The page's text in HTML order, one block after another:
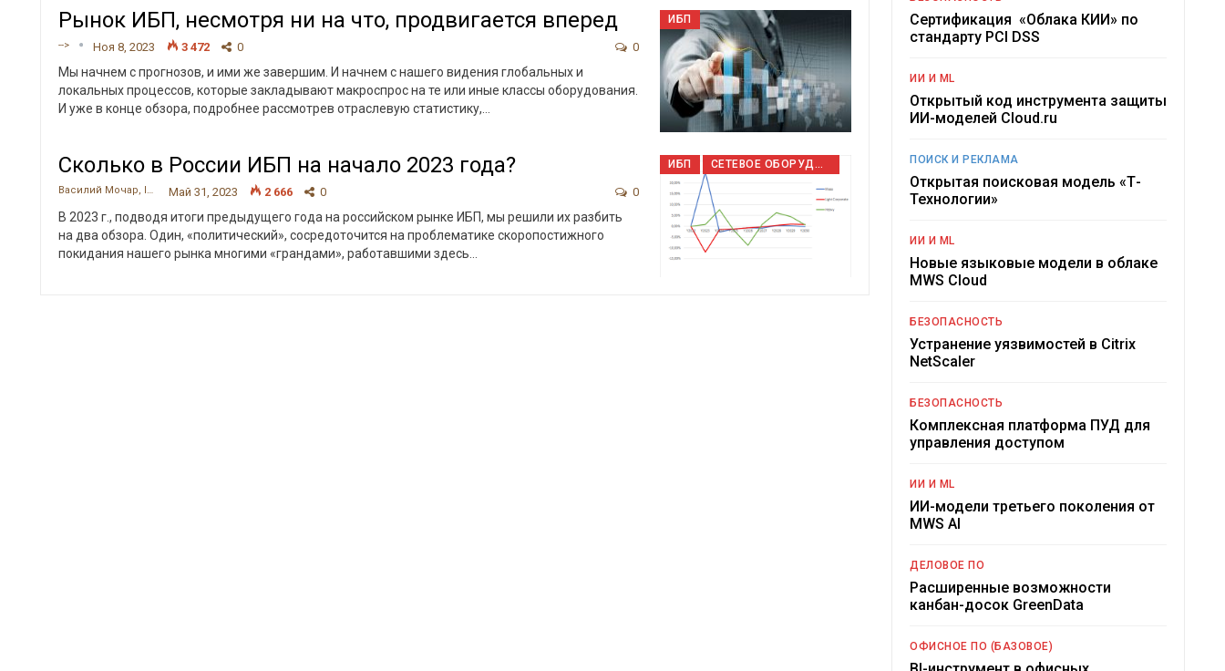
ИБП
Рынок ИБП, несмотря ни на что, продвигается вперед
--> Ноя 8, 2023 3 472 0 0
Мы начнем с прогнозов, и ими же завершим. И начнем с нашего видения глобальных и
локальных процессов, которые закладывают макроспрос на те или иные классы оборудования.
И уже в конце обзора, подробнее рассмотрев отраслевую статистику,…
ИБП СЕТЕВОЕ ОБОРУДОВАНИЕ
Сколько в России ИБП на начало 2023 года?
Василий Мочар, ITResearch Май 31, 2023 2 666 0 0
В 2023 г., подводя итоги предыдущего года на российском рынке ИБП, мы решили их разбить
на два обзора. Один, «политический», сосредоточится на проблематике скоропостижного
покидания нашего рынка многими «грандами», работавшими здесь
Сертификация «Облака КИИ» по
стандарту PCI DSS
ИИ И ML
Открытый код инструмента защиты
ИИ-моделей Cloud.ru
ПОИСК И РЕКЛАМА
Открытая поисковая модель «Т-
Технологии»
ИИ И ML
Новые языковые модели в облаке
MWS Cloud
БЕЗОПАСНОСТЬ
Устранение уязвимостей в Citrix
NetScaler
БЕЗОПАСНОСТЬ
Комплексная платформа ПУД для
управления доступом
ИИ И ML
ИИ-модели третьего поколения от
MWS AI
ДЕЛОВОЕ ПО
Расширенные возможности
канбан-досок GreenData
ОФИСНОЕ ПО (БАЗОВОЕ)